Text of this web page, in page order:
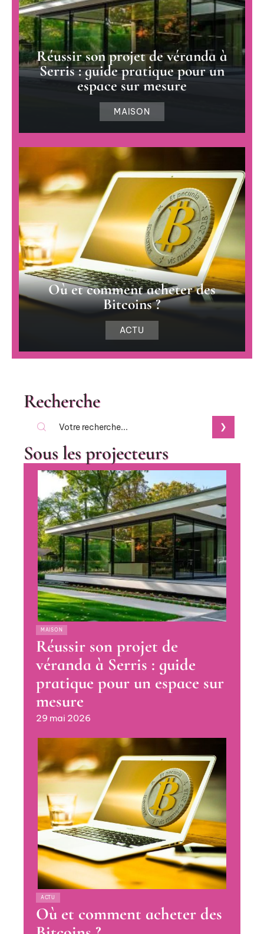
Réussir son projet de véranda à
Serris : guide pratique pour un
espace sur mesure
MAISON
Où et comment acheter des
Bitcoins ?
ACTU
Recherche
Sous les projecteurs
MAISON
Réussir son projet de
véranda à Serris : guide
pratique pour un espace sur
mesure
29 mai 2026
ACTU
Où et comment acheter des